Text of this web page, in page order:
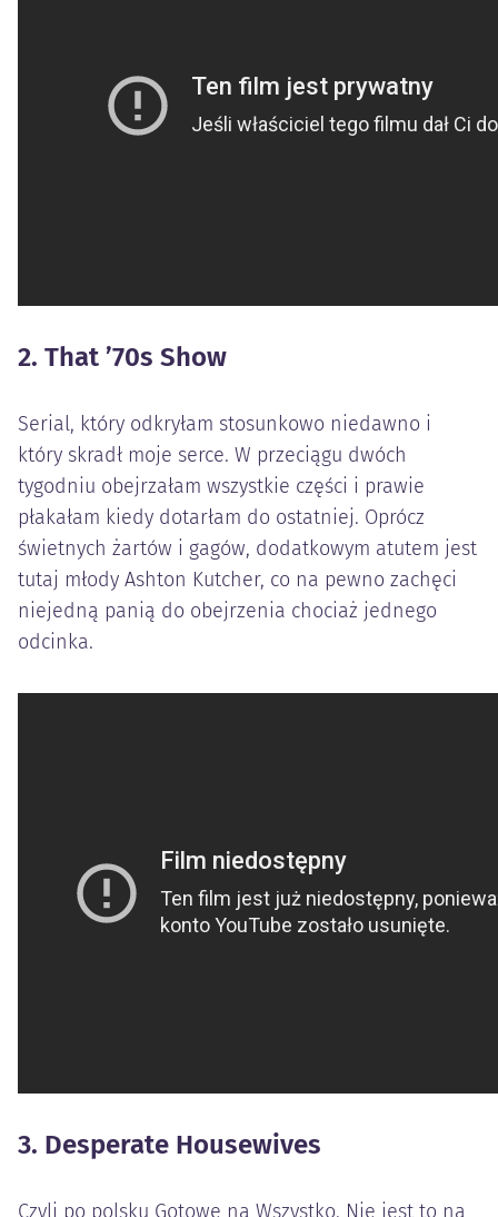
2. That ’70s Show
Serial, który odkryłam stosunkowo niedawno i
który skradł moje serce. W przeciągu dwóch
tygodniu obejrzałam wszystkie części i prawie
płakałam kiedy dotarłam do ostatniej. Oprócz
świetnych żartów i gagów, dodatkowym atutem jest
tutaj młody Ashton Kutcher, co na pewno zachęci
niejedną panią do obejrzenia chociaż jednego
odcinka.
3. Desperate Housewives
Czyli po polsku Gotowe na Wszystko. Nie jest to na